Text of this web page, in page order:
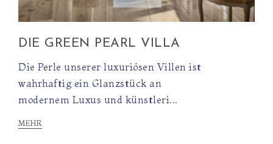
DIE GREEN PEARL VILLA
Die Perle unserer luxuriösen Villen ist
wahrhaftig ein Glanzstück an
modernem Luxus und künstleri...
MEHR